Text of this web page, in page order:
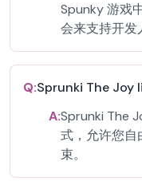
Spunky 游戏
会来支持开发
Q:Sprunki The Joy
A:Sprunki The
式，允许您自
束。